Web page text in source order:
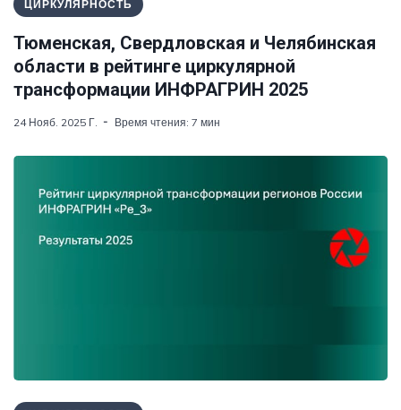
ЦИРКУЛЯРНОСТЬ
Тюменская, Свердловская и Челябинская
области в рейтинге циркулярной
трансформации ИНФРАГРИН 2025
24 Нояб. 2025 Г. Время чтения: 7 мин